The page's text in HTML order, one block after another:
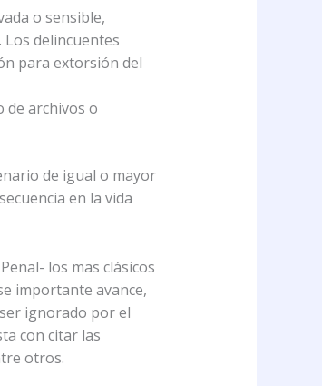
o sensible,
delincuentes
para extorsión del
de archivos o
de igual o mayor
en la vida
los mas clásicos
importante avance,
ignorado por el
con citar las
otros.